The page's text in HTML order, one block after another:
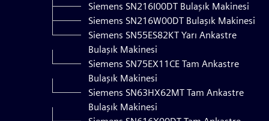
Siemens SN216I00DT Bulaşık Makinesi
Siemens SN216W00DT Bulaşık Makinesi
Siemens SN55ES82KT Yarı Ankastre
Bulaşık Makinesi
Siemens SN75EX11CE Tam Ankastre
Bulaşık Makinesi
Siemens SN63HX62MT Tam Ankastre
Bulaşık Makinesi